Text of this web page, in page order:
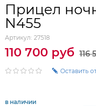
Прицел
N455
Артикул: 27518
110 700 руб 116
Оставить
в наличии